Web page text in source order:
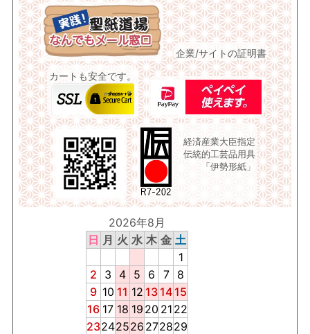
企業/サイトの証明書
カートも安全です。
経済産業大臣指定
伝統的工芸品用具
「伊勢形紙」
2026年8月
日 月 火 水 木 金 土
1
2
3 4 5 6 7
8
9 10 11 12 13 14 15
16 17 18 19 20 21 22
23242526 272829